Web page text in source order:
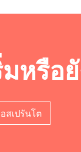
หรือยั
สเปรันโต